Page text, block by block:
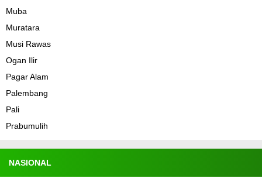
Muba
Muratara
Musi Rawas
Ogan Ilir
Pagar Alam
Palembang
Pali
Prabumulih
NASIONAL